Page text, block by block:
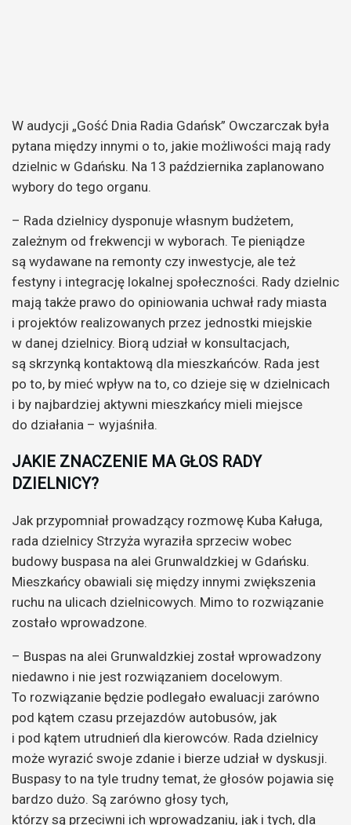
W audycji „Gość Dnia Radia Gdańsk” Owczarczak była
pytana między innymi o to, jakie możliwości mają rady
dzielnic w Gdańsku. Na 13 października zaplanowano
wybory do tego organu.
– Rada dzielnicy dysponuje własnym budżetem,
zależnym od frekwencji w wyborach. Te pieniądze
są wydawane na remonty czy inwestycje, ale też
festyny i integrację lokalnej społeczności. Rady dzielnic
mają także prawo do opiniowania uchwał rady miasta
i projektów realizowanych przez jednostki miejskie
w danej dzielnicy. Biorą udział w konsultacjach,
są skrzynką kontaktową dla mieszkańców. Rada jest
po to, by mieć wpływ na to, co dzieje się w dzielnicach
i by najbardziej aktywni mieszkańcy mieli miejsce
do działania – wyjaśniła.
JAKIE ZNACZENIE MA GŁOS RADY
DZIELNICY?
Jak przypomniał prowadzący rozmowę Kuba Kaługa,
rada dzielnicy Strzyża wyraziła sprzeciw wobec
budowy buspasa na alei Grunwaldzkiej w Gdańsku.
Mieszkańcy obawiali się między innymi zwiększenia
ruchu na ulicach dzielnicowych. Mimo to rozwiązanie
zostało wprowadzone.
– Buspas na alei Grunwaldzkiej został wprowadzony
niedawno i nie jest rozwiązaniem docelowym.
To rozwiązanie będzie podlegało ewaluacji zarówno
pod kątem czasu przejazdów autobusów, jak
i pod kątem utrudnień dla kierowców. Rada dzielnicy
może wyrazić swoje zdanie i bierze udział w dyskusji.
Buspasy to na tyle trudny temat, że głosów pojawia się
bardzo dużo. Są zarówno głosy tych,
którzy są przeciwni ich wprowadzaniu, jak i tych, dla